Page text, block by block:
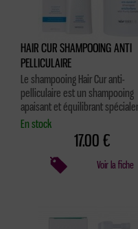
HAIR CUR SHAMPOOING ANTI
PELLICULAIRE
Le shampooing Hair Cur anti-
pelliculaire est un shampooing
apaisant et équilibrant
En stock
17.00 €
Voir la fiche